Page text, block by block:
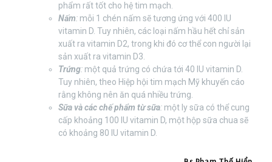
phẩm rất tốt cho hệ tim mạch.
Nấm: mỗi 1 chén nấm sẽ tương ứng với 400 IU
vitamin D. Tuy nhiên, các loại nấm hầu hết chỉ sản
xuất ra vitamin D2, trong khi đó cơ thể con người lại
sản xuất ra vitamin D3.
Trứng: một quả trứng có chứa tới 40 IU vitamin D.
Tuy nhiên, theo Hiệp hội tim mạch Mỹ khuyến cáo
rằng không nên ăn quá nhiều trứng.
Sữa và các chế phẩm từ sữa: một ly sữa có thể cung
cấp khoảng 100 IU vitamin D, một hộp sữa chua sẽ
có khoảng 80 IU vitamin D.